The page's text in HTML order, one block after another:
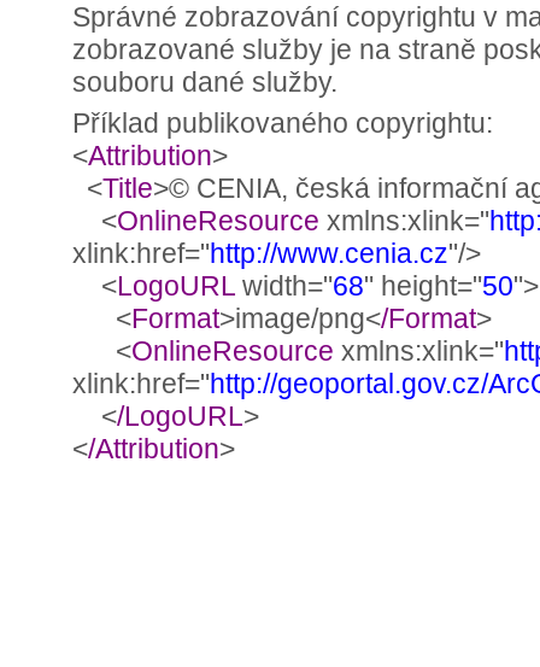
Správné zobrazování copyrightu v
zobrazované služby je na straně
souboru dané služby.
Příklad publikovaného copyrightu:
<Attribution>
<Title>© CENIA, česká informační
<OnlineResource xmlns:xlink="
xlink:href="http://www.cenia.cz"/>
<LogoURL width="68" height="50">
<Format>image/png</Format>
<OnlineResource xmlns:xlink="
xlink:href="http://geoportal.gov.cz/
</LogoURL>
</Attribution>